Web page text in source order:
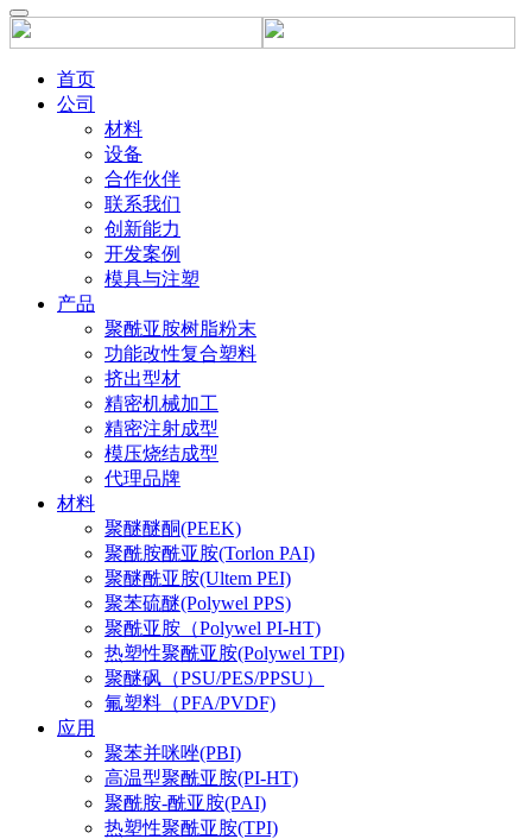
首页
公司
材料
设备
合作伙伴
联系我们
创新能力
开发案例
模具与注塑
产品
聚酰亚胺树脂粉末
功能改性复合塑料
挤出型材
精密机械加工
精密注射成型
模压烧结成型
代理品牌
材料
聚醚醚酮(PEEK)
聚酰胺酰亚胺(Torlon PAI)
聚醚酰亚胺(Ultem PEI)
聚苯硫醚(Polywel PPS)
聚酰亚胺（Polywel PI-HT)
热塑性聚酰亚胺(Polywel TPI)
聚醚砜（PSU/PES/PPSU）
氟塑料（PFA/PVDF)
应用
聚苯并咪唑(PBI)
高温型聚酰亚胺(PI-HT)
聚酰胺-酰亚胺(PAI)
热塑性聚酰亚胺(TPI)